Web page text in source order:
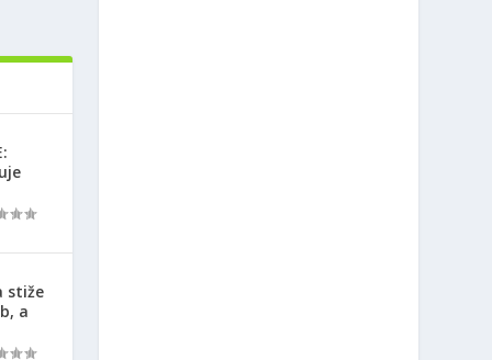
stiže
a